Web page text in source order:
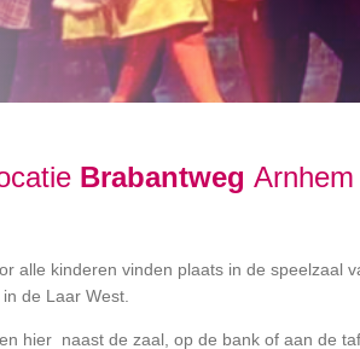
Brabantweg
alle kinderen vinden plaats in de speelzaal
de Laar West.
hier naast de zaal, op de bank of aan de